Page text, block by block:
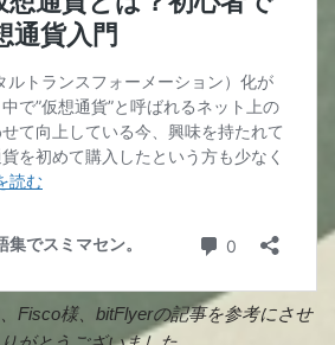
Fisco様、bitFlyerの記事を参考にさせ